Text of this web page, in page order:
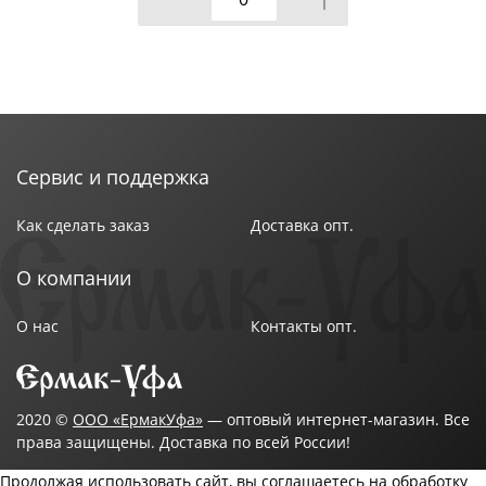
Сервис и поддержка
Как сделать заказ Доставка опт.
О компании
О нас Контакты опт.
2020 © ООО «ЕрмакУфа» — оптовый интернет-магазин. Все
права защищены. Доставка по всей России!
Продолжая использовать сайт, вы соглашаетесь на обработку